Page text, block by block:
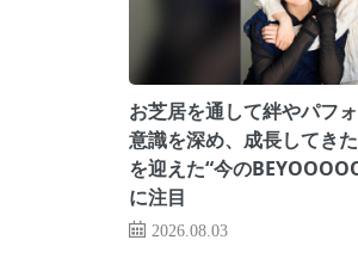
お芝居を通して絆やパフ
意識を深め、成長してき
を迎えた“今の
に注目
2026.08.03